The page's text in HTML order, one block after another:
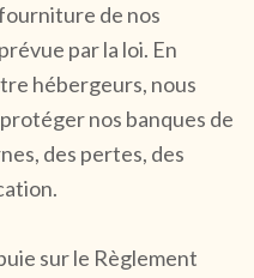
de nos
par la loi. En
hébergeurs, nous
nos banques de
des pertes, des
sur le Règlement